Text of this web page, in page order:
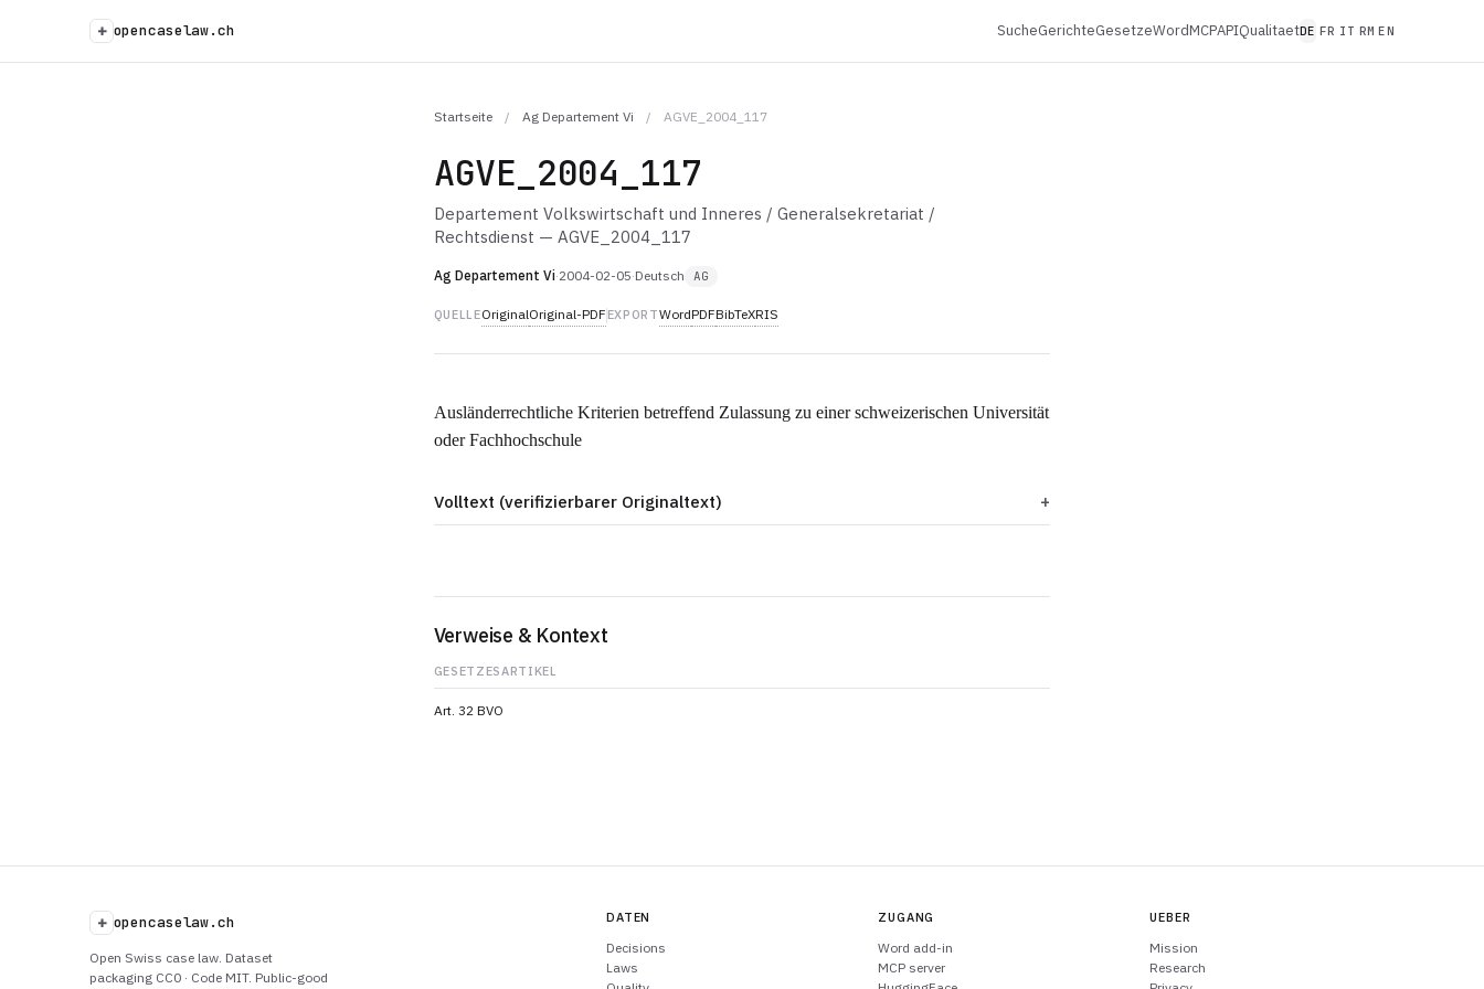
+ opencaselaw.ch SucheGerichteGesetzeWordMCPAPIQualitaetDE FR IT RM EN
Startseite / Ag Departement Vi / AGVE_2004_117
AGVE_2004_117
Departement Volkswirtschaft und Inneres / Generalsekretariat /
Rechtsdienst — AGVE_2004_117
Ag Departement Vi·2004-02-05·Deutsch AG
QUELLEOriginalOriginal-PDF EXPORTWordPDFBibTeXRIS
Ausländerrechtliche Kriterien betreffend Zulassung zu einer schweizerischen Universität
oder Fachhochschule
Volltext (verifizierbarer Originaltext)
Verweise & Kontext
GESETZESARTIKEL
Art. 32 BVO
+ opencaselaw.ch
Open Swiss case law. Dataset
packaging CC0 · Code MIT. Public-good
DATEN
Decisions
Laws
ZUGANG
Word add-in
MCP server
UEBER
Mission
Research